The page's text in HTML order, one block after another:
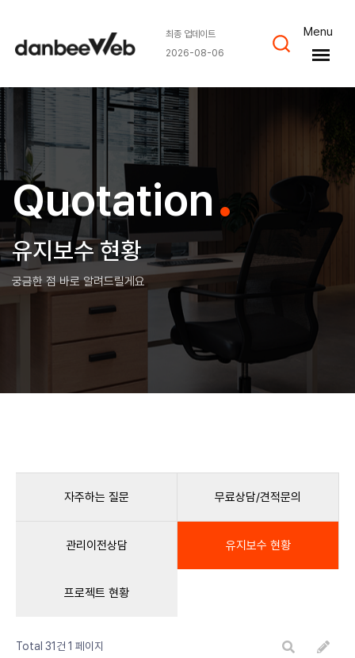
최종 업데이트
2026-08-06
Menu
Quotation.
유지보수 현황
궁금한 점 바로 알려드릴게요
자주하는 질문 무료상담/견적문의
관리이전상담 유지보수 현황
프로젝트 현황
Total 31건 1 페이지